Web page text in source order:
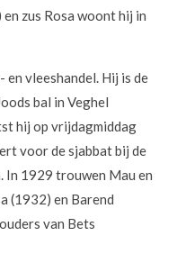
zus Rosa woont hij in
en vleeshandel. Hij is de
bal in Veghel
hij op vrijdagmiddag
voor de sjabbat bij de
In 1929 trouwen Mau en
(1932) en Barend
van Bets